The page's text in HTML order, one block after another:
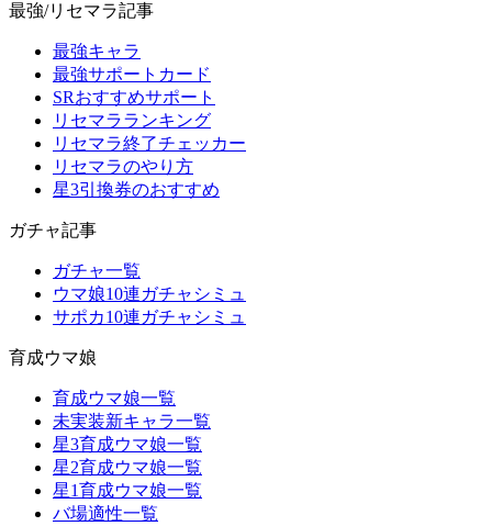
最強/リセマラ記事
最強キャラ
最強サポートカード
SRおすすめサポート
リセマラランキング
リセマラ終了チェッカー
リセマラのやり方
星3引換券のおすすめ
ガチャ記事
ガチャ一覧
ウマ娘10連ガチャシミュ
サポカ10連ガチャシミュ
育成ウマ娘
育成ウマ娘一覧
未実装新キャラ一覧
星3育成ウマ娘一覧
星2育成ウマ娘一覧
星1育成ウマ娘一覧
バ場適性一覧